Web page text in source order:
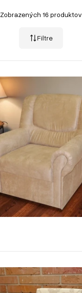
Zobrazených 16 produktov
Filtre